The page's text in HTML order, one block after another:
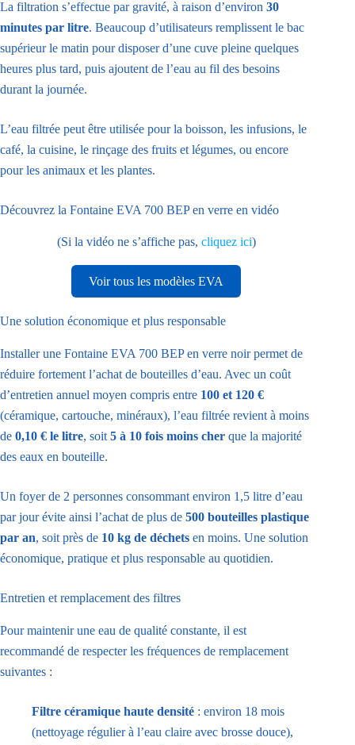
La filtration s’effectue par gravité, à raison d’environ 30
minutes par litre. Beaucoup d’utilisateurs remplissent le bac
supérieur le matin pour disposer d’une cuve pleine quelques
heures plus tard, puis ajoutent de l’eau au fil des besoins
durant la journée.
L’eau filtrée peut être utilisée pour la boisson, les infusions, le
café, la cuisine, le rinçage des fruits et légumes, ou encore
pour les animaux et les plantes.
Découvrez la Fontaine EVA 700 BEP en verre en vidéo
(Si la vidéo ne s’affiche pas, cliquez ici)
Voir tous les modèles EVA
Une solution économique et plus responsable
Installer une Fontaine EVA 700 BEP en verre noir permet de
réduire fortement l’achat de bouteilles d’eau. Avec un coût
d’entretien annuel moyen compris entre 100 et 120 €
(céramique, cartouche, minéraux), l’eau filtrée revient à moins
de 0,10 € le litre, soit 5 à 10 fois moins cher que la majorité
des eaux en bouteille.
Un foyer de 2 personnes consommant environ 1,5 litre d’eau
par jour évite ainsi l’achat de plus de 500 bouteilles plastique
par an, soit près de 10 kg de déchets en moins. Une solution
économique, pratique et plus responsable au quotidien.
Entretien et remplacement des filtres
Pour maintenir une eau de qualité constante, il est
recommandé de respecter les fréquences de remplacement
suivantes :
Filtre céramique haute densité : environ 18 mois
(nettoyage régulier à l’eau claire avec brosse douce),